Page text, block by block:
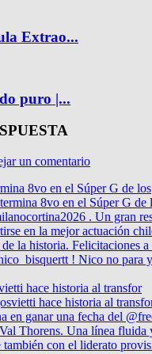
Extrao...
puro |...
un comentario
8vo en el Súper G de los
hace historia al transfor